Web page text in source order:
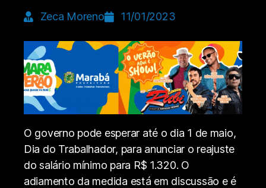
Zeca Moreno 11/01/2023
O governo pode esperar até o dia 1 de maio,
Dia do Trabalhador, para anunciar o reajuste
do salário mínimo para R$ 1.320. O
adiamento da medida está em discussão e é